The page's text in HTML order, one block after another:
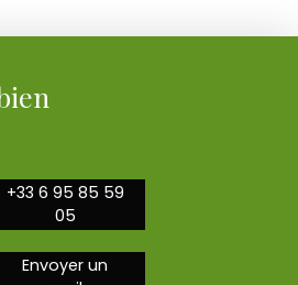
+33 6 95 85 59
05
Envoyer un